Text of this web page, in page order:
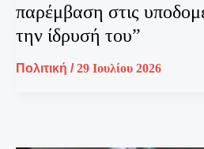
παρέμβαση στις
την ίδρυσή του”
Πολιτική /29 Ιουλίου 2026